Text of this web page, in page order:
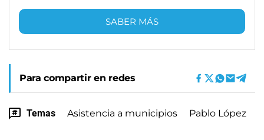
SABER MÁS
Para compartir en redes
Temas Asistencia a municipios Pablo López